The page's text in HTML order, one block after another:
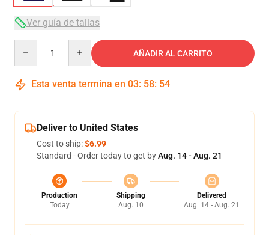
Ver guía de tallas
AÑADIR AL CARRITO
Esta venta termina en 03: 58: 53
Deliver to United States
Cost to ship:$6.99
Standard - Order today to get byAug. 14 - Aug. 21
Production
Today
Shipping
Aug. 10
Delivered
Aug. 14 - Aug. 21